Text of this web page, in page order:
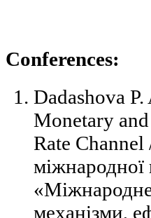
Conferences:
Dadashova
Monetary
Rate Channel
міжнародної
механізми,